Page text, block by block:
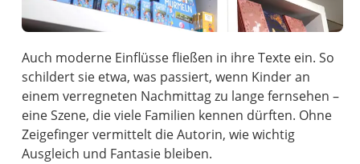
Auch moderne Einflüsse fließen in ihre Texte ein. So
schildert sie etwa, was passiert, wenn Kinder an
einem verregneten Nachmittag zu lange fernsehen –
eine Szene, die viele Familien kennen dürften. Ohne
Zeigefinger vermittelt die Autorin, wie wichtig
Ausgleich und Fantasie bleiben.